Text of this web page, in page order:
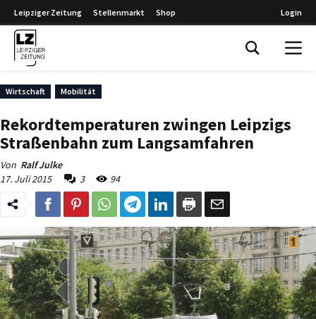
Leipziger Zeitung Stellenmarkt Shop Login
Wirtschaft Mobilität
Rekordtemperaturen zwingen Leipzigs
Straßenbahn zum Langsamfahren
Von Ralf Julke
17. Juli 2015
3 94